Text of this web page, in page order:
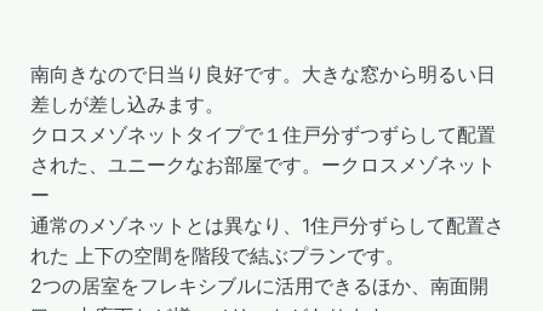
南向きなので日当り良好です。大きな窓から明るい日
差しが差し込みます。
クロスメゾネットタイプで１住戸分ずつずらして配置
された、ユニークなお部屋です。ークロスメゾネット
ー
通常のメゾネットとは異なり、1住戸分ずらして配置さ
れた 上下の空間を階段で結ぶプランです。
2つの居室をフレキシブルに活用できるほか、南面開